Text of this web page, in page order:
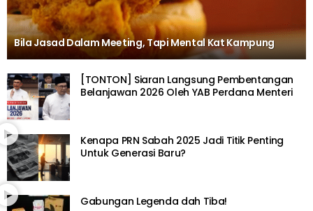
Bila Jasad Dalam Meeting, Tapi Mental Kat Kampung
[TONTON] Siaran Langsung Pembentangan
Belanjawan 2026 Oleh YAB Perdana Menteri
Kenapa PRN Sabah 2025 Jadi Titik Penting
Untuk Generasi Baru?
Gabungan Legenda dah Tiba!